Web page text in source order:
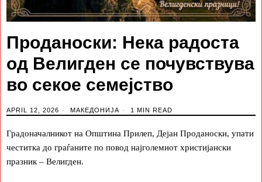
Проданоски: Нека радоста
од Велигден се почувствува
во секое семејство
APRIL 12, 2026 МАКЕДОНИЈА 1 MIN READ
Градоначалникот на Општина Прилеп, Дејан Проданоски, упати
честитка до граѓаните по повод најголемиот христијански
празник – Велигден.